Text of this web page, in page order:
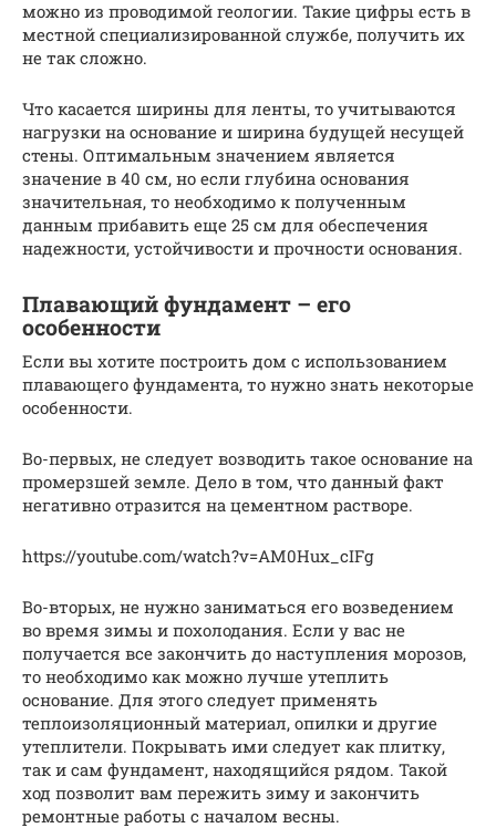
можно из проводимой геологии. Такие цифры есть в
местной специализированной службе, получить их
не так сложно.
Что касается ширины для ленты, то учитываются
нагрузки на основание и ширина будущей несущей
стены. Оптимальным значением является
значение в 40 см, но если глубина основания
значительная, то необходимо к полученным
данным прибавить еще 25 см для обеспечения
надежности, устойчивости и прочности основания.
Плавающий фундамент – его
особенности
Если вы хотите построить дом с использованием
плавающего фундамента, то нужно знать некоторые
особенности.
Во-первых, не следует возводить такое основание на
промерзшей земле. Дело в том, что данный факт
негативно отразится на цементном растворе.
https://youtube.com/watch?v=AM0Hux_cIFg
Во-вторых, не нужно заниматься его возведением
во время зимы и похолодания. Если у вас не
получается все закончить до наступления морозов,
то необходимо как можно лучше утеплить
основание. Для этого следует применять
теплоизоляционный материал, опилки и другие
утеплители. Покрывать ими следует как плитку,
так и сам фундамент, находящийся рядом. Такой
ход позволит вам пережить зиму и закончить
ремонтные работы с началом весны.